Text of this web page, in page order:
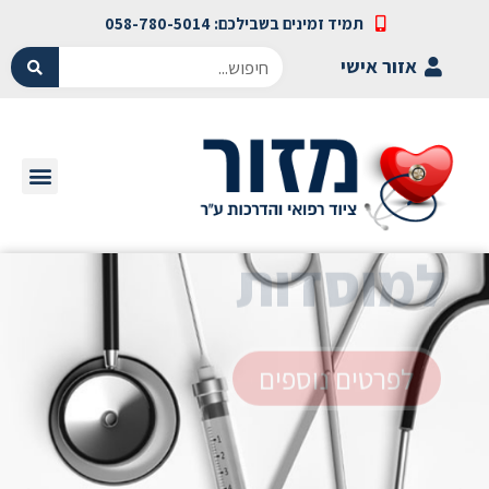
תמיד זמינים בשבילכם: 058-780-5014
אזור אישי
ציוד עזרה
ראשונה
דפיברילטור
להצלת חיים
ציוד עזרה
ראשונה
דפיברילטור
להצלת חיים
ציוד עזרה
ראשונה
דפיברילטור
להצלת חיים